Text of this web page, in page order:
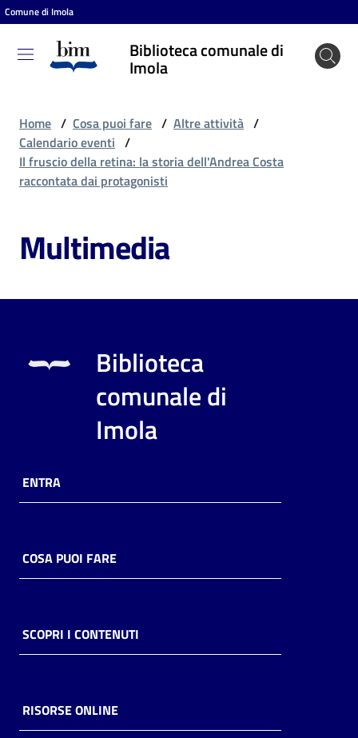
Vai al contenuto
Vai alla navigazione
Vai al footer
Comune di Imola
Biblioteca comunale di
Imola
Biblioteca
comunale
Entra
Cosa
puoi
Archivio
Decentrate
Home / Cosa puoi fare / Altre attività /
Calendario eventi /
Il fruscio della retina: la storia dell'Andrea Costa
raccontata dai protagonisti
Multimedia
Biblioteca
comunale di
Imola
ENTRA
COSA PUOI FARE
SCOPRI I CONTENUTI
RISORSE ONLINE